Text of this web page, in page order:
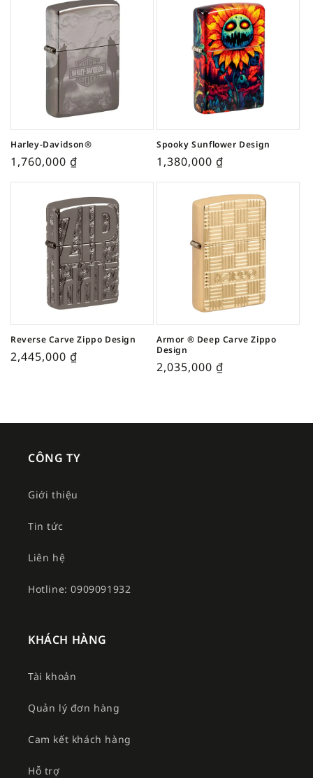
Harley-Davidson®
1,760,000 ₫
Spooky Sunflower Design
1,380,000 ₫
Reverse Carve Zippo Design
2,445,000 ₫
Armor ® Deep Carve Zippo
Design
2,035,000 ₫
CÔNG TY
Giới thiệu
Tin tức
Liên hệ
Hotline: 0909091932
KHÁCH HÀNG
Tài khoản
Quản lý đơn hàng
Cam kết khách hàng
Hỗ trợ